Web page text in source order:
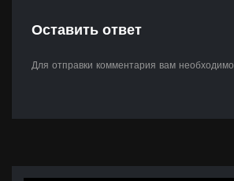
Оставить ответ
Для отправки комментария вам необходимо